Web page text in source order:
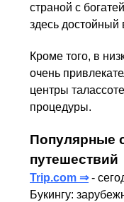
страной с
здесь достойный
Кроме того, в
очень
центры
процедуры.
Популярные
путешествий
Trip.com ⇒-
Букингу: